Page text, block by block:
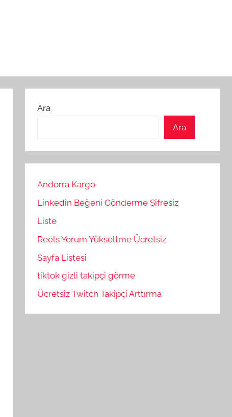
Ara
Ara
Andorra Kargo
Linkedin Beğeni Gönderme Şifresiz
Liste
Reels Yorum Yükseltme Ücretsiz
Sayfa Listesi
tiktok gizli takipçi görme
Ücretsiz Twitch Takipçi Arttırma